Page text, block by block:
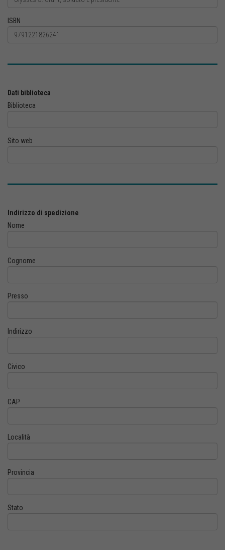
ISBN
Dati biblioteca
Biblioteca
Sito web
Indirizzo di spedizione
Nome
Cognome
Presso
Indirizzo
Civico
CAP
Località
Provincia
Stato